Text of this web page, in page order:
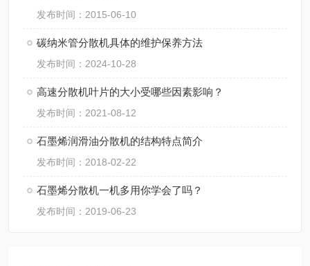
发布时间：2015-06-10
碳纳米管分散机具体的维护保养方法
发布时间：2024-10-28
高速分散机叶片的大小受哪些因素影响？
发布时间：2021-08-12
石墨烯润滑油分散机的结构特点简介
发布时间：2018-02-22
石墨烯分散机一机多用你学会了吗？
发布时间：2019-06-23